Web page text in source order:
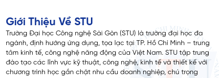
Giới Thiệu Về STU
Trường Đại học Công nghệ Sài Gòn (STU) là trường đại học đa
ngành, định hướng ứng dụng, tọa lạc tại TP. Hồ Chí Minh – trung
tâm kinh tế, công nghệ năng động của Việt Nam. STU tập trung
đào tạo các lĩnh vực kỹ thuật, công nghệ, kinh tế và thiết kế với
chương trình học gắn chặt nhu cầu doanh nghiệp, chú trọng